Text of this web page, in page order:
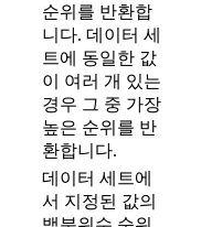
순위를 반환합
니다. 데이터 세
트에 동일한 값
이 여러 개 있는
경우 그 중 가장
높은 순위를 반
환합니다.
데이터 세트에
서 지정된 값의